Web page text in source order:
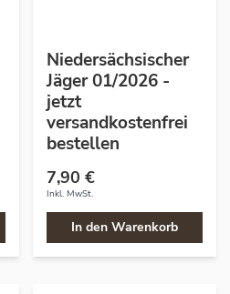
Niedersächsischer
Jäger 01/2026 -
jetzt
versandkostenfrei
bestellen
7,90 €
Inkl. MwSt.
In den Warenkorb